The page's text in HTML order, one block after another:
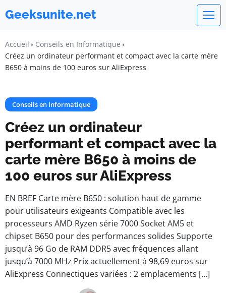
Geeksunite.net
Accueil
Conseils en Informatique
Créez un ordinateur performant et compact avec la carte mère
B650 à moins de 100 euros sur AliExpress
Conseils en Informatique
Créez un ordinateur
performant et compact avec la
carte mère B650 à moins de
100 euros sur AliExpress
EN BREF Carte mère B650 : solution haut de gamme
pour utilisateurs exigeants Compatible avec les
processeurs AMD Ryzen série 7000 Socket AM5 et
chipset B650 pour des performances solides Supporte
jusqu’à 96 Go de RAM DDR5 avec fréquences allant
jusqu’à 7000 MHz Prix actuellement à 98,69 euros sur
AliExpress Connectiques variées : 2 emplacements […]